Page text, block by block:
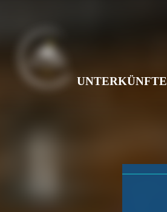
UNTERKÜNFTE